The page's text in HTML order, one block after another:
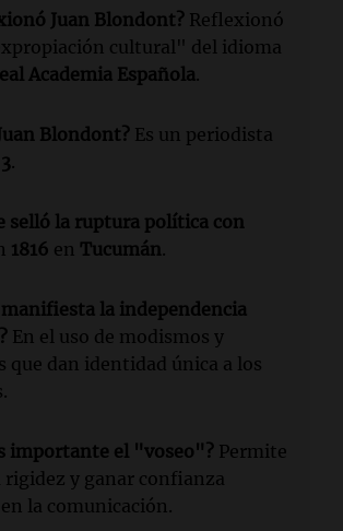
Juan Blondont? Reflexionó
cultural" del idioma
Academia Española.
Blondont? Es un periodista
.
selló la ruptura política con
1816 en Tucumán.
manifiesta la independencia
En el uso de modismos y
que dan identidad única a los
importante el "voseo"? Permite
y ganar confianza
la comunicación.